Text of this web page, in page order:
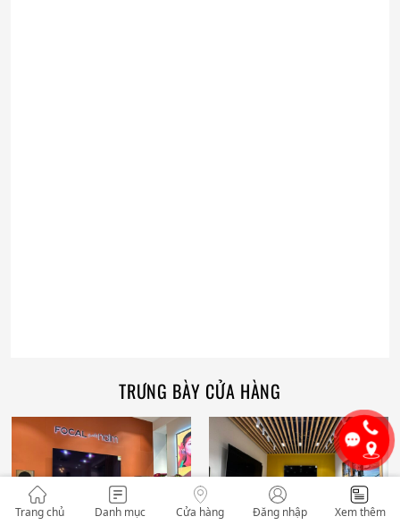
TRƯNG BÀY CỬA HÀNG
Trang chủ Danh mục Cửa hàng Đăng nhập Xem thêm